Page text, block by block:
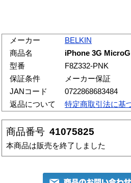
メーカー
BELKIN
商品名
iPhone 3G
型番
F8Z332-PNK
保証条件
メーカー保証
JANコード
0722868683484
返品について
特定商取引法に基
商品番号 41075825
本商品は販売を終了しました